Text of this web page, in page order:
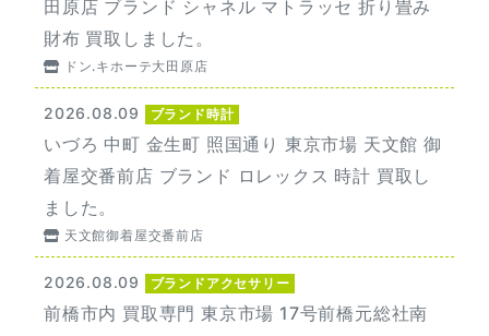
田原店 ブランド シャネル マトラッセ 折り畳み
財布 買取しました。
ドン.キホーテ大田原店
2026.08.09 ブランド時計
いづろ 中町 金生町 照国通り 東京市場 天文館 御
着屋交番前店 ブランド ロレックス 時計 買取し
ました。
天文館御着屋交番前店
2026.08.09 ブランドアクセサリー
前橋市内 買取専門 東京市場 17号前橋元総社南